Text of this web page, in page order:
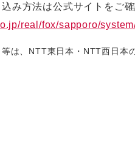
み方法は公式サイトをご確
real/fox/sapporo/
等は、NTT東日本・NTT西日本